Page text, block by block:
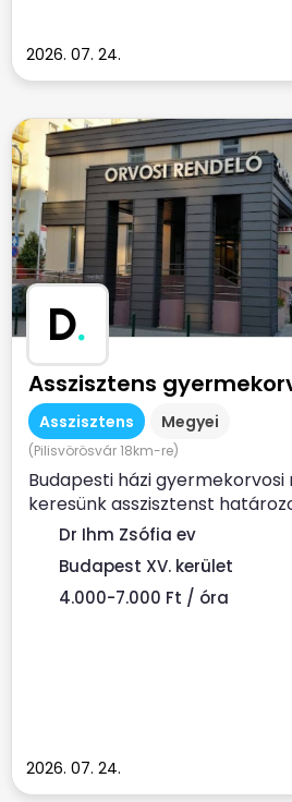
2026. 07. 24.
D.
Asszisztens
Asszisztens Megyei
(Pilisvörösvár 18km-re)
Budapesti házi
keresünk asszisztenst
munkaszerződéssel. Ha...
Dr Ihm Zsófia ev
Budapest XV. kerület
4.000-7.000 Ft / óra
2026. 07. 24.